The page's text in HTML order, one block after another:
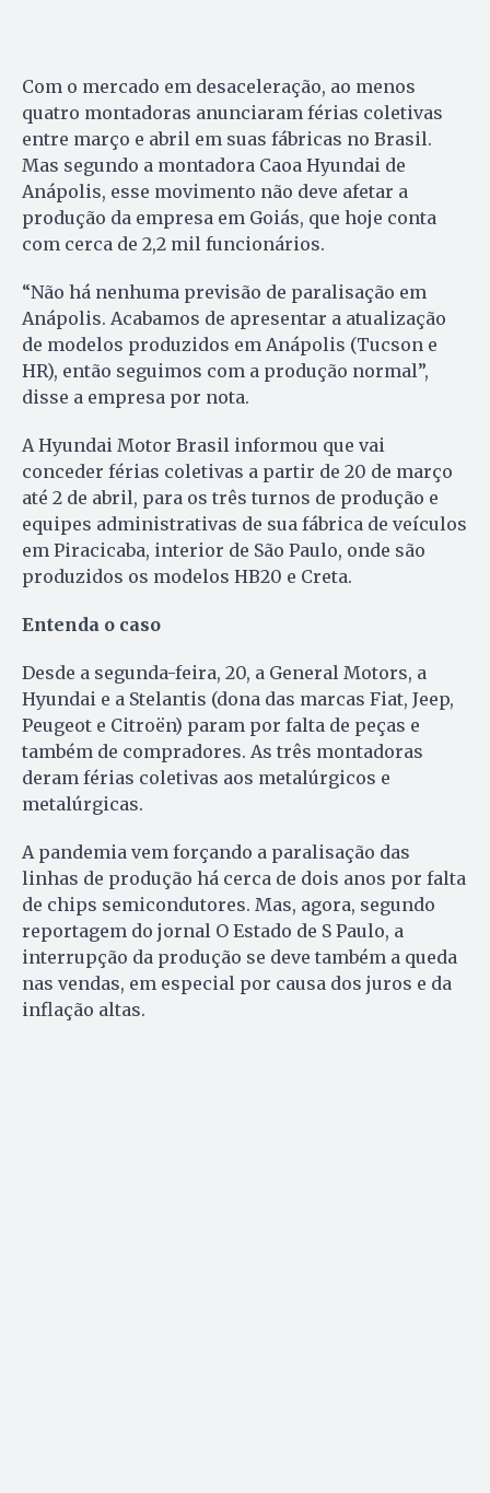
Com o mercado em desaceleração, ao menos
quatro montadoras anunciaram férias coletivas
entre março e abril em suas fábricas no Brasil.
Mas segundo a montadora Caoa Hyundai de
Anápolis, esse movimento não deve afetar a
produção da empresa em Goiás, que hoje conta
com cerca de 2,2 mil funcionários.
“Não há nenhuma previsão de paralisação em
Anápolis. Acabamos de apresentar a atualização
de modelos produzidos em Anápolis (Tucson e
HR), então seguimos com a produção normal”,
disse a empresa por nota.
A Hyundai Motor Brasil informou que vai
conceder férias coletivas a partir de 20 de março
até 2 de abril, para os três turnos de produção e
equipes administrativas de sua fábrica de veículos
em Piracicaba, interior de São Paulo, onde são
produzidos os modelos HB20 e Creta.
Entenda o caso
Desde a segunda-feira, 20, a General Motors, a
Hyundai e a Stelantis (dona das marcas Fiat, Jeep,
Peugeot e Citroën) param por falta de peças e
também de compradores. As três montadoras
deram férias coletivas aos metalúrgicos e
metalúrgicas.
A pandemia vem forçando a paralisação das
linhas de produção há cerca de dois anos por falta
de chips semicondutores. Mas, agora, segundo
reportagem do jornal O Estado de S Paulo, a
interrupção da produção se deve também a queda
nas vendas, em especial por causa dos juros e da
inflação altas.